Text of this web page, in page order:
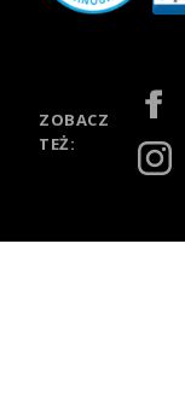
ZOBACZ
TEŻ: